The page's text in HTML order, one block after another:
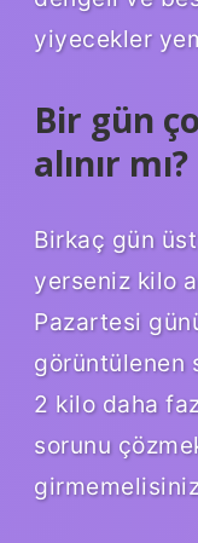
yiyecekler
Bir gün
alınır mı?
Birkaç gün
yerseniz kilo
Pazartesi
görüntülenen
2 kilo daha
sorunu